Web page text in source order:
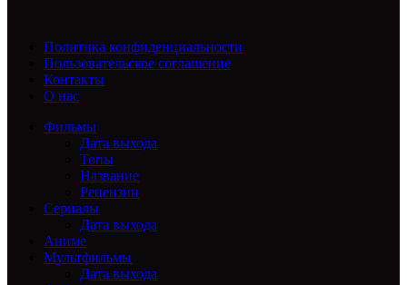
Политика конфиденциальности
Пользовательское соглашение
Контакты
О нас
Фильмы
Дата выхода
Топы
Название
Рецензии
Сериалы
Дата выхода
Аниме
Мультфильмы
Дата выхода